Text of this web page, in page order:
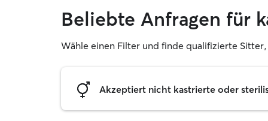
Beliebte Anfragen für
Wähle einen Filter und finde qualifizierte
Akzeptiert nicht kastrierte oder